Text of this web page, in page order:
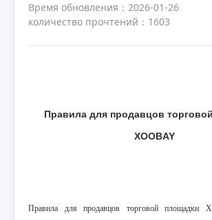
Время обновления：2026-01-26
количество прочтений：1603
Правила для продавцов
XOOBAY
Правила для продавцов торговой площадки